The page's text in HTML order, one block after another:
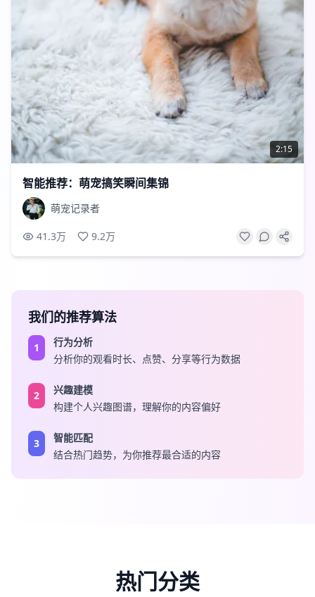
2:15
智能推荐：萌宠搞笑瞬间集锦
萌宠记录者
41.3万 9.2万
我们的推荐算法
1
行为分析
分析你的观看时长、点赞、分享等行为数据
2
兴趣建模
构建个人兴趣图谱，理解你的内容偏好
3
智能匹配
结合热门趋势，为你推荐最合适的内容
热门分类